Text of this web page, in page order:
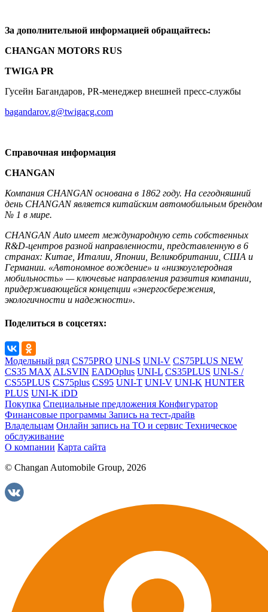
За дополнительной информацией обращайтесь:
CHANGAN MOTORS RUS
TWIGA PR
Гусейн Багандаров, PR-менеджер внешней пресс-службы
bagandarov.g@twigacg.com
Справочная информация
CHANGAN
Компания CHANGAN основана в 1862 году. На сегодняшний
день CHANGAN является китайским автомобильным брендом
№ 1 в мире.
CHANGAN Auto имеет международную сеть собственных
R&D-центров разной направленности, представленную в 6
странах: Китае, Италии, Японии, Великобритании, США и
Германии. «Автономное вождение» и «низкоуглеродная
мобильность» — ключевые направления развития компании,
придерживающейся концепции «энергосбережения,
экологичности и надежности».
Поделиться в соцсетях:
Модельный ряд CS75PRO UNI-S UNI-V CS75PLUS NEW
CS35 MAX ALSVIN EADOplus UNI-L CS35PLUS UNI-S /
CS55PLUS CS75plus CS95 UNI-T UNI-V UNI-K HUNTER
PLUS UNI-K iDD
Покупка Специальные предложения Конфигуратор
Финансовые программы Запись на тест-драйв
Владельцам Онлайн запись на ТО и сервис Техническое
обслуживание
О компании Карта сайта
© Changan Automobile Group, 2026